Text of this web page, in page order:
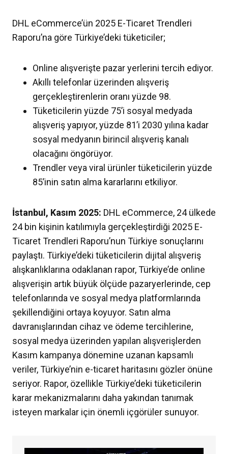
DHL eCommerce’ün 2025 E-Ticaret Trendleri
Raporu’na göre Türkiye’deki tüketiciler;
Online alışverişte pazar yerlerini tercih ediyor.
Akıllı telefonlar üzerinden alışveriş
gerçekleştirenlerin oranı yüzde 98.
Tüketicilerin yüzde 75’i sosyal medyada
alışveriş yapıyor, yüzde 81’i 2030 yılına kadar
sosyal medyanın birincil alışveriş kanalı
olacağını öngörüyor.
Trendler veya viral ürünler tüketicilerin yüzde
85’inin satın alma kararlarını etkiliyor.
İstanbul, Kasım 2025: DHL eCommerce, 24 ülkede
24 bin kişinin katılımıyla gerçekleştirdiği 2025 E-
Ticaret Trendleri Raporu’nun Türkiye sonuçlarını
paylaştı. Türkiye’deki tüketicilerin dijital alışveriş
alışkanlıklarına odaklanan rapor, Türkiye’de online
alışverişin artık büyük ölçüde pazaryerlerinde, cep
telefonlarında ve sosyal medya platformlarında
şekillendiğini ortaya koyuyor. Satın alma
davranışlarından cihaz ve ödeme tercihlerine,
sosyal medya üzerinden yapılan alışverişlerden
Kasım kampanya dönemine uzanan kapsamlı
veriler, Türkiye’nin e-ticaret haritasını gözler önüne
seriyor. Rapor, özellikle Türkiye’deki tüketicilerin
karar mekanizmalarını daha yakından tanımak
isteyen markalar için önemli içgörüler sunuyor.